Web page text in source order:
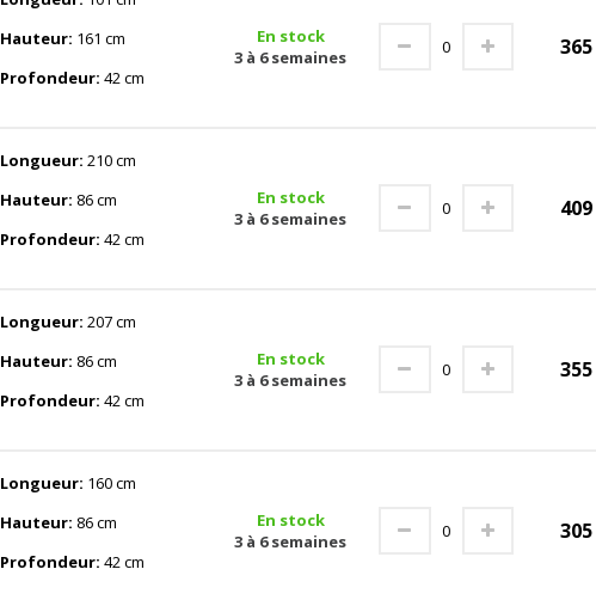
Hauteur: 161 cm
Profondeur: 42 cm
En stock
3 à 6 semaines
365
Longueur: 210 cm
Hauteur: 86 cm
Profondeur: 42 cm
En stock
3 à 6 semaines
409
Longueur: 207 cm
Hauteur: 86 cm
Profondeur: 42 cm
En stock
3 à 6 semaines
355
Longueur: 160 cm
Hauteur: 86 cm
Profondeur: 42 cm
En stock
3 à 6 semaines
305